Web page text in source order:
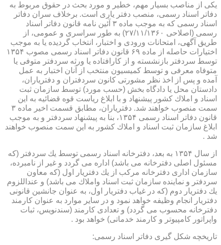
یكی از مناصب بسیار مهم، خطیر و مورد بحث در حقوق مربوط به
دفاتر اسناد رسمی، منصب دفتر یاری است. برخلاف سران دفاتر
اسناد رسمی كه به موجب ماده ۳ آئین نامه قانون دفاتر اسناد
رسمی (اصلاحی ۲۷/۱۱/۱۳۶۰) به طور سراسری و عمومی، از
طریق آگهی، امتحانات ورودی و اختبار، انتخاب گردیده یا به موجب
اختیارات حاصله از ماده ۶۹ قانون دفاتر اسناد رسمی مصوب ۱۳۵۴
توسط سردفتر بازنشسته و از كارافتاده یا ورثه سردفتر متوفی یا
متوفاه معرفی و توسط كمیسیون منتخب از آنان اختبار به عمل
آمده و پس از اخذ نظر مشورتی كانون سردفتران و دفتریاران،
دادستان محل یا دادگاه بخش (حسب مورد) توسط سازمان ثبت
اسناد و املاك كشور پیشنهاد و با ابلاغ ریاست قوه قضائیه به این
سمت منصوب خواهند شد. دفتریاران، مطابق قسمت اخیر ماده ۳
قانون دفاتر اسناد رسمی ۱۳۵۴، بنا به پیشنهاد سردفتر و به موجب
ابلاغ سازمان ثبت اسناد و املاك كشور به این سمت منصوب خواهند
شد .
از سال ۱۳۵۴ به بعد، دفترخانه اسناد رسمی توسط یك سردفتر (كه
مسئول اصلی دفترخانه می باشد) اداره می گردد و غیر از نامبرده،
سازمان اداری دفترخانه مركب از یك دفتریار اول (كه معاون
سردفتر و نماینده سازمان ثبت اسناد واملاك می باشد) و عنداللزوم
یك دفتریار دوم (كه در غیاب دفتریار اول، به عنوان جانشین قانونی
دفتریار انجام وظیفه خواهد نمود و در سایر موارد به عنوان كارمند
دفترخانه محسوب می گردد) و تعدادی كارمند (سندنویس، ثبات
واپراتور كامپیوتر و كارمند خدماتی) خواهد بود .
تاریخچه شكل گیری دفاتر اسناد رسمی: